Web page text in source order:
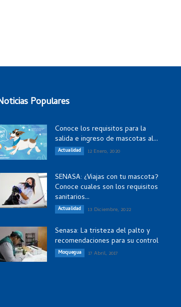
Populares
Conoce los requisitos para la
salida e ingreso de mascotas al...
Actualidad 12 Enero, 2020
SENASA: ¿Viajas con tu mascota?
Conoce cuales son los requisitos
sanitarios...
Actualidad 13 Diciembre, 2022
Senasa: La tristeza del palto y
recomendaciones para su control
Moquegua 17 Abril, 2017